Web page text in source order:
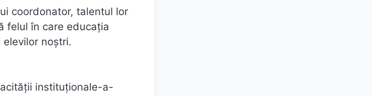
coordonator, talentul lor
felul în care educația
noștri.
instituționale-a-